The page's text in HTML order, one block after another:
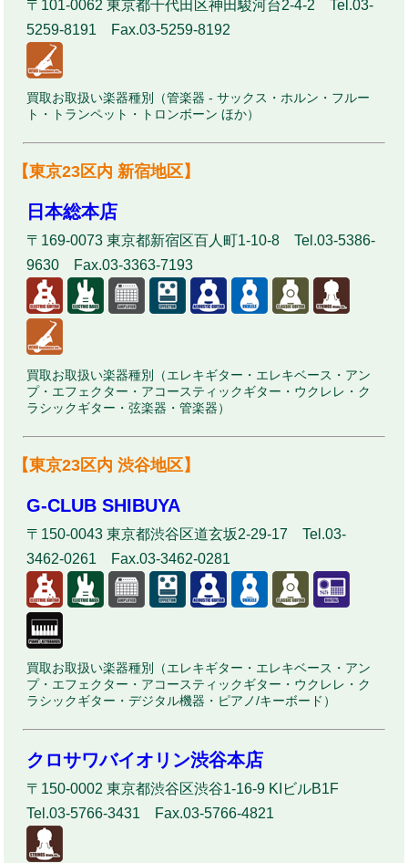
〒101-0062 東京都千代田区神田駿河台2-4-2 Tel.03-
5259-8191 Fax.03-5259-8192
買取お取扱い楽器種別（管楽器 - サックス・ホルン・フルー
ト・トランペット・トロンボーン ほか）
【東京23区内 新宿地区】
日本総本店
〒169-0073 東京都新宿区百人町1-10-8 Tel.03-5386-
9630 Fax.03-3363-7193
買取お取扱い楽器種別（エレキギター・エレキベース・アン
プ・エフェクター・アコースティックギター・ウクレレ・ク
ラシックギター・弦楽器・管楽器）
【東京23区内 渋谷地区】
G-CLUB SHIBUYA
〒150-0043 東京都渋谷区道玄坂2-29-17 Tel.03-
3462-0261 Fax.03-3462-0281
買取お取扱い楽器種別（エレキギター・エレキベース・アン
プ・エフェクター・アコースティックギター・ウクレレ・ク
ラシックギター・デジタル機器・ピアノ/キーボード）
クロサワバイオリン渋谷本店
〒150-0002 東京都渋谷区渋谷1-16-9 KIビルB1F
Tel.03-5766-3431 Fax.03-5766-4821